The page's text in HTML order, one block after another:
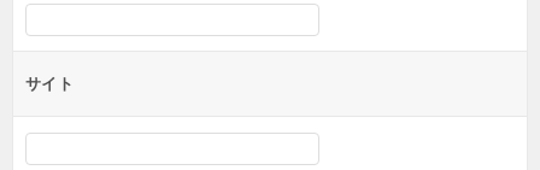
サイト